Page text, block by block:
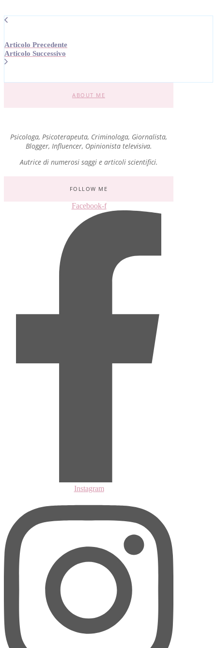
Articolo Precedente
Articolo Successivo
ABOUT ME
Psicologa, Psicoterapeuta, Criminologa, Giornalista,
Blogger, Influencer, Opinionista televisiva.
Autrice di numerosi saggi e articoli scientifici.
FOLLOW ME
Facebook-f
Instagram